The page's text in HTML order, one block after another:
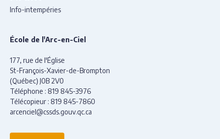
Info-intempéries
École de l'Arc-en-Ciel
177, rue de l'Église
St-François-Xavier-de-Brompton
(Québec) J0B 2V0
Téléphone : 819 845-3976
Télécopieur : 819 845-7860
arcenciel@cssds.gouv.qc.ca